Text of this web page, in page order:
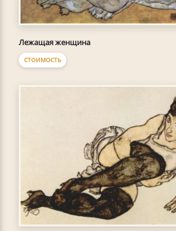
Лежащая женщина
СТОИМОСТЬ